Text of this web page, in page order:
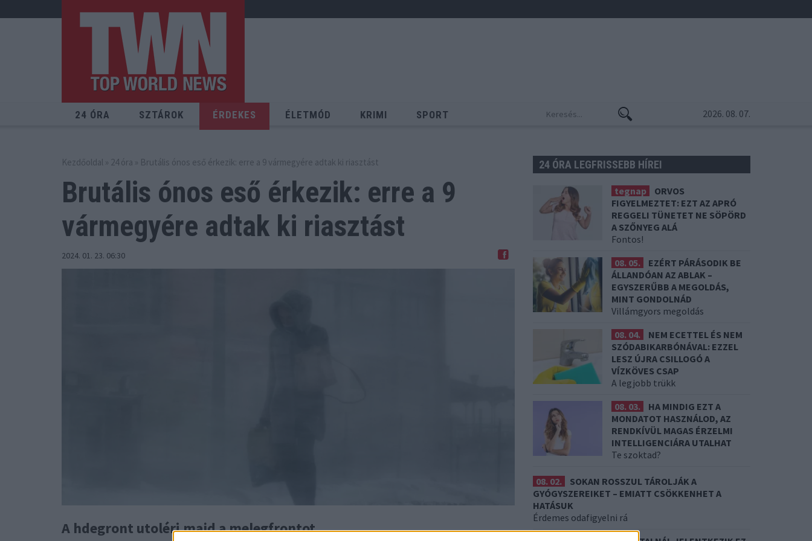
24 ÓRA SZTÁROK ÉRDEKES ÉLETMÓD KRIMI SPORT 2026. 08. 07.
Kezdőoldal » 24 óra » Brutális ónos eső érkezik: erre a 9 vármegyére adtak ki riasztást
Brutális ónos eső érkezik: erre a 9
vármegyére adtak ki riasztást
2024. 01. 23. 06:30
A hdegront utoléri majd a melegfrontot.
24 ÓRA LEGFRISSEBB HÍREI
tegnap
ORVOS
FIGYELMEZTET: EZT AZ APRÓ
REGGELI TÜNETET NE SÖPÖRD
A SZŐNYEG ALÁ
Fontos!
08. 05.
EZÉRT PÁRÁSODIK BE
ÁLLANDÓAN AZ ABLAK –
EGYSZERŰBB A MEGOLDÁS,
MINT GONDOLNÁD
Villámgyors megoldás
08. 04.
NEM ECETTEL ÉS NEM
SZÓDABIKARBÓNÁVAL: EZZEL
LESZ ÚJRA CSILLOGÓ A
VÍZKÖVES CSAP
A legjobb trükk
08. 03.
HA MINDIG EZT A
MONDATOT HASZNÁLOD, AZ
RENDKÍVÜL MAGAS ÉRZELMI
INTELLIGENCIÁRA UTALHAT
Te szoktad?
08. 02.
SOKAN ROSSZUL TÁROLJÁK A
GYÓGYSZEREIKET – EMIATT CSÖKKENHET A
HATÁSUK
Érdemes odafigyelni rá